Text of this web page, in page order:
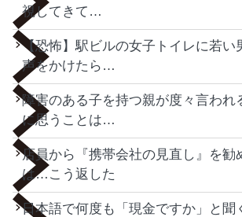
視してきて…
【恐怖】駅ビルの女子トイレに若い
声をかけたら…
障害のある子を持つ親が度々言われ
に思うことは…
店員から『携帯会社の見直し』を勧
は…こう返した
日本語で何度も「現金ですか」と聞